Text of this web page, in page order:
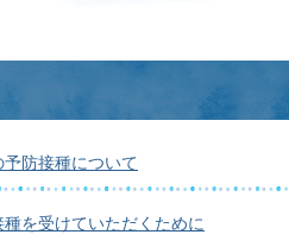
防接種について
を受けていただくために